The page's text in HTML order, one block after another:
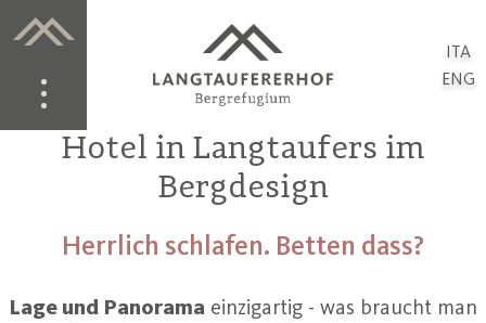
ITA
ENG
Hotel in Langtaufers im
Bergdesign
Herrlich schlafen. Betten dass?
Lage und Panorama einzigartig - was braucht man